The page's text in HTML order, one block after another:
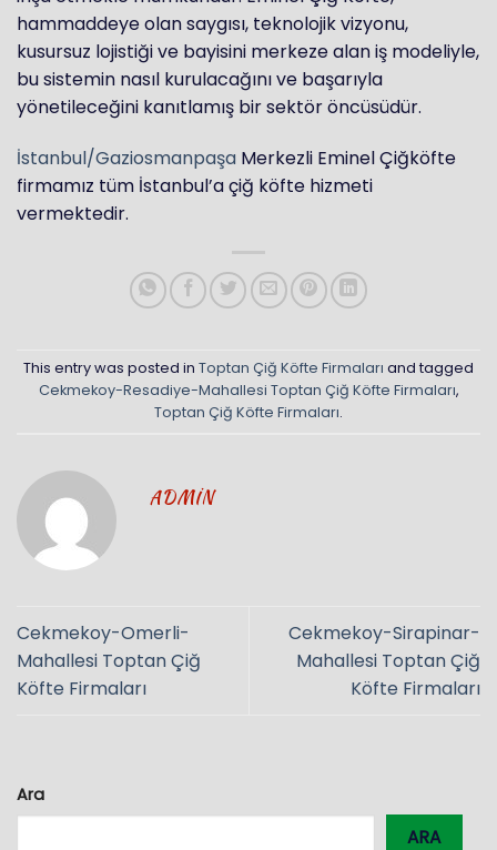
hammaddeye olan saygısı, teknolojik vizyonu,
kusursuz lojistiği ve bayisini merkeze alan iş modeliyle,
bu sistemin nasıl kurulacağını ve başarıyla
yönetileceğini kanıtlamış bir sektör öncüsüdür.
İstanbul/Gaziosmanpaşa Merkezli Eminel Çiğköfte
firmamız tüm İstanbul’a çiğ köfte hizmeti
vermektedir.
This entry was posted in Toptan Çiğ Köfte Firmaları and tagged
Cekmekoy-Resadiye-Mahallesi Toptan Çiğ Köfte Firmaları,
Toptan Çiğ Köfte Firmaları.
ADMIN
Cekmekoy-Omerli-
Mahallesi Toptan Çiğ
Köfte Firmaları
Cekmekoy-Sirapinar-
Mahallesi Toptan Çiğ
Köfte Firmaları
Ara
ARA